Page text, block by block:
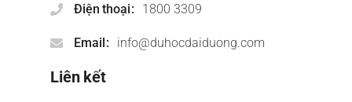
Điện thoại
1800 3309
Email info@duhocdaiduong.com
Liên kết